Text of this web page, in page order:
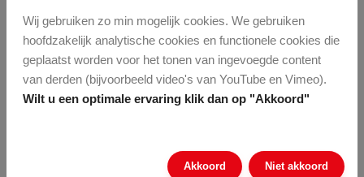
Wij gebruiken zo min mogelijk cookies. We gebruiken
hoofdzakelijk analytische cookies en functionele cookies die
geplaatst worden voor het tonen van ingevoegde content
van derden (bijvoorbeeld video's van YouTube en Vimeo).
Wilt u een optimale ervaring klik dan op "Akkoord"
Akkoord Niet akkoord
Vakman Grond-, Weg- En Waterbouw (GWW)
Monteur Tuin- En Parkmachines
Meer vacatures